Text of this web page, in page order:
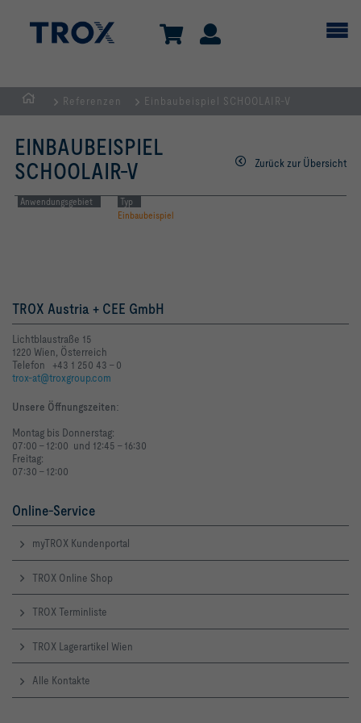
TROX
AUSTRIA
+
CEE
| Komponenten,
Klimatisierung
von
Räumen
Referenzen Einbaubeispiel SCHOOLAIR-V
EINBAUBEISPIEL
SCHOOLAIR-V
Zurück zur Übersicht
Anwendungsgebiet
Typ
Einbaubeispiel
TROX Austria + CEE GmbH
Lichtblaustraße 15
1220 Wien, Österreich
Telefon +43 1 250 43 - 0
trox-at@troxgroup.com
Unsere Öffnungszeiten:
Montag bis Donnerstag:
07:00 - 12:00 und 12:45 - 16:30
Freitag:
07:30 - 12:00
Online-Service
myTROX Kundenportal
TROX Online Shop
TROX Terminliste
TROX Lagerartikel Wien
Alle Kontakte